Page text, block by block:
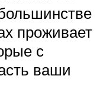
проживает
с
ваши